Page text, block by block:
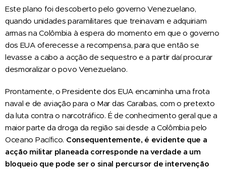
Este plano foi descoberto pelo governo Venezuelano,
quando unidades paramilitares que treinavam e adquiriam
armas na Colômbia à espera do momento em que o governo
dos EUA oferecesse a recompensa, para que então se
levasse a cabo a acção de sequestro e a partir daí procurar
desmoralizar o povo Venezuelano.
Prontamente, o Presidente dos EUA encaminha uma frota
naval e de aviação para o Mar das Caraíbas, com o pretexto
da luta contra o narcotráfico. É de conhecimento geral que a
maior parte da droga da região sai desde a Colômbia pelo
Oceano Pacífico. Consequentemente, é evidente que a
acção militar planeada corresponde na verdade a um
bloqueio que pode ser o sinal percursor de intervenção